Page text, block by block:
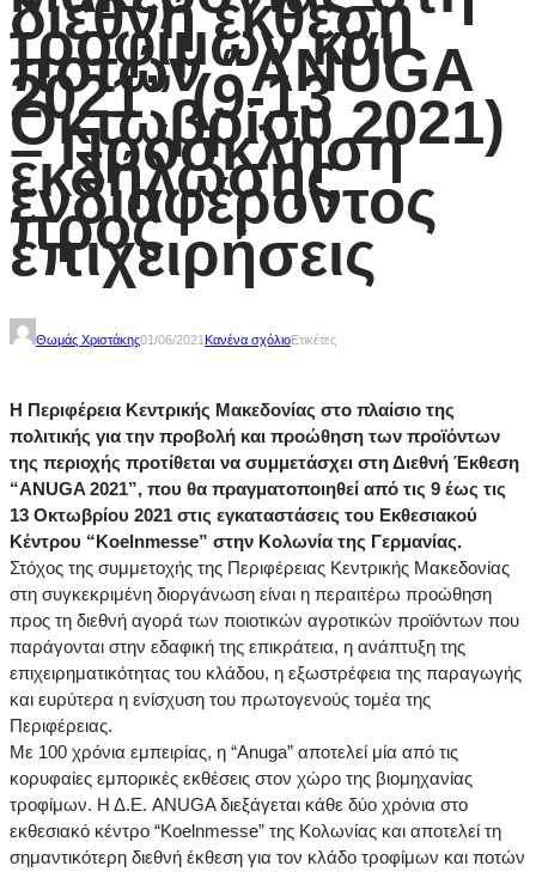
διεθνή έκθεση
τροφίμων και
ποτών “ANUGA
2021” (9-13
Οκτωβρίου 2021)
– Πρόσκληση
εκδήλωσης
ενδιαφέροντος
προς
επιχειρήσεις
Θωμάς Χριστάκης01/06/2021 Κανένα σχόλιοΕτικέτες
Η Περιφέρεια Κεντρικής Μακεδονίας στο πλαίσιο της
πολιτικής για την προβολή και προώθηση των προϊόντων
της περιοχής προτίθεται να συμμετάσχει στη Διεθνή Έκθεση
“ANUGA 2021”, που θα πραγματοποιηθεί από τις 9 έως τις
13 Οκτωβρίου 2021 στις εγκαταστάσεις του Εκθεσιακού
Κέντρου “Koelnmesse” στην Κολωνία της Γερμανίας.
Στόχος της συμμετοχής της Περιφέρειας Kεντρικής Μακεδονίας
στη συγκεκριμένη διοργάνωση είναι η περαιτέρω προώθηση
προς τη διεθνή αγορά των ποιοτικών αγροτικών προϊόντων που
παράγονται στην εδαφική της επικράτεια, η ανάπτυξη της
επιχειρηματικότητας του κλάδου, η εξωστρέφεια της παραγωγής
και ευρύτερα η ενίσχυση του πρωτογενούς τομέα της
Περιφέρειας.
Με 100 χρόνια εμπειρίας, η “Anuga” αποτελεί μία από τις
κορυφαίες εμπορικές εκθέσεις στον χώρο της βιομηχανίας
τροφίμων. Η Δ.Ε. ANUGA διεξάγεται κάθε δύο χρόνια στο
εκθεσιακό κέντρο “Koelnmesse” της Κολωνίας και αποτελεί τη
σημαντικότερη διεθνή έκθεση για τον κλάδο τροφίμων και ποτών